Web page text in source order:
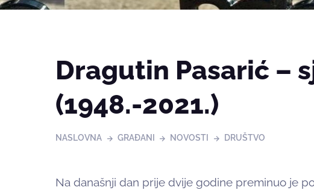
Dragutin Pasarić –
(1948.-2021.)
NASLOVNA GRAĐANI NOVOSTI DRUŠTVO
Na današnji dan prije dvije godine preminuo je